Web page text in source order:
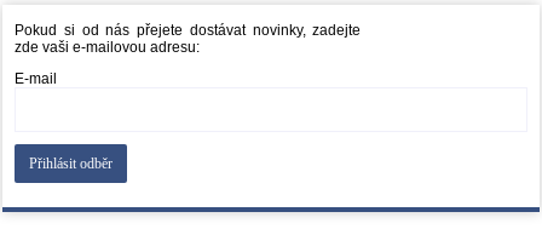
Pokud si od nás přejete dostávat novinky, zadejte
zde vaši e-mailovou adresu:
E-mail